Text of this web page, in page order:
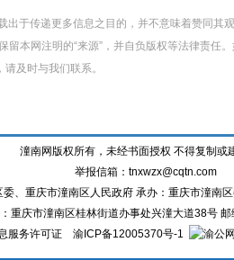
于传递更多信息之目的，并不意味着赞同其
本网注明的“来源”，并自负版权等法律责任
及时与我们联系。
潼南网版权所有，未经书面授权 不得复制或
举报信箱：tnxwzx@cqtn.com
、重庆市潼南区人民政府 承办：重庆市潼南
重庆市潼南区桂林街道办事处兴潼大道38号
服务许可证
渝ICP备12005370号-1 渝公